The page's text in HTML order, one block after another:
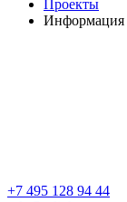
Проекты
Информация
+7 495 128 94 44